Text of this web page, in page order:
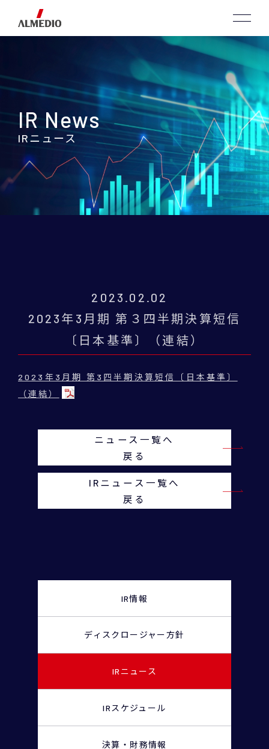
IR News
IRニュース
2023.02.02
2023年3月期 第３四半期決算短信
〔日本基準〕（連結）
2023年3月期 第3四半期決算短信〔日本基準〕
（連結）
ニュース一覧へ
戻る
IRニュース一覧へ
戻る
IR情報
ディスクロージャー方針
IRニュース
IRスケジュール
決算・財務情報